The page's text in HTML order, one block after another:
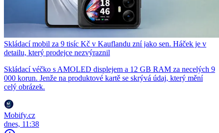
Skládací mobil za 9 tisíc Kč v Kauflandu zní jako sen. Háček je v
detailu, který prodejce nezvýraznil
Skládací véčko s AMOLED displejem a 12 GB RAM za necelých 9
000 korun. Jenže na produktové kartě se skrývá údaj, který mění
celý obrázek.
Mobify.cz
dnes, 11:38